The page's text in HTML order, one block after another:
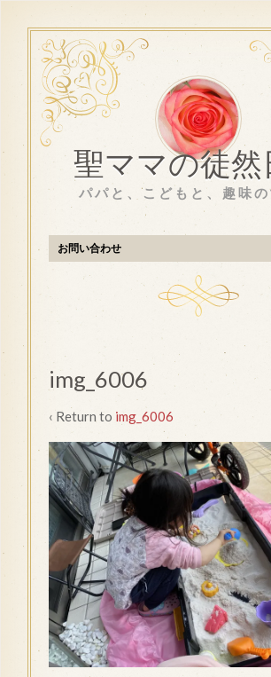
聖ママの徒然
パパと、こどもと、趣味の
お問い合わせ
img_6006
‹ Return to img_6006